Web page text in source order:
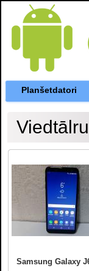
Planšetdatori
Samsung Galaxy